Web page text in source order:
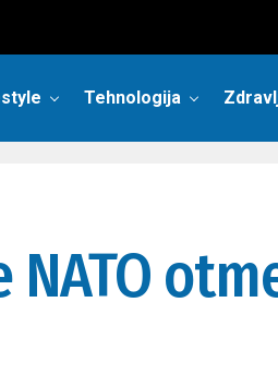
Tehnologija